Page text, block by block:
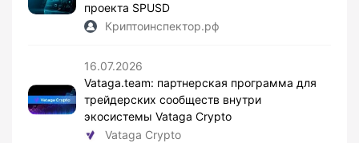
проекта SPUSD
Криптоинспектор.рф
16.07.2026
Vataga.team: партнерская программа для
трейдерских сообществ внутри
экосистемы Vataga Crypto
Vataga Crypto